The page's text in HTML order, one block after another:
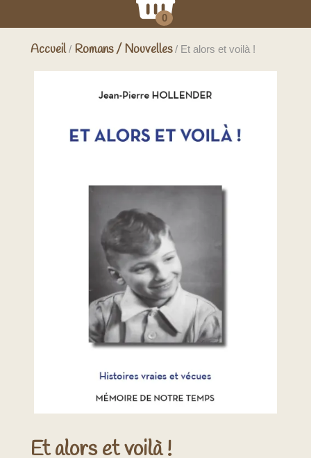
0
Accueil/ Romans / Nouvelles/ Et alors et voilà !
Et alors et voilà !